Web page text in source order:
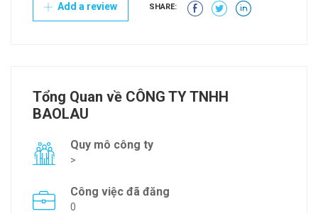
Add a review SHARE:
Tổng Quan về CÔNG TY TNHH
BAOLAU
Quy mô công ty
>
Công việc đã đăng
0